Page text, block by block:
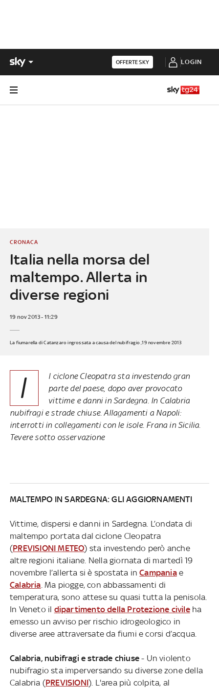
OFFERTE SKY LOGIN
Italia nella morsa del
maltempo. Allerta in
diverse regioni
CRONACA
19 nov 2013 - 11:29
La fiumarella di Catanzaro ingrossata a causa del nubifragio ,19 novembre 2013
I
l ciclone Cleopatra sta investendo gran
parte del paese, dopo aver provocato
vittime e danni in Sardegna. In Calabria
nubifragi e strade chiuse. Allagamenti a Napoli:
interrotti in collegamenti con le isole. Frana in Sicilia.
Tevere sotto osservazione
MALTEMPO IN SARDEGNA: GLI AGGIORNAMENTI
Vittime, dispersi e danni in Sardegna. L’ondata di
maltempo portata dal ciclone Cleopatra
(PREVISIONI METEO) sta investendo però anche
altre regioni italiane. Nella giornata di martedì 19
novembre l’allerta si è spostata inCampaniae
Calabria . Ma piogge, con abbassamenti di
temperatura, sono attese su quasi tutta la penisola.
In Veneto il dipartimento della Protezione civileha
emesso un avviso per rischio idrogeologico in
diverse aree attraversate da fiumi e corsi d’acqua.
Calabria, nubifragi e strade chiuse- Un violento
nubifragio sta imperversando su diverse zone della
Calabria (PREVISIONI). L'area più colpita, al